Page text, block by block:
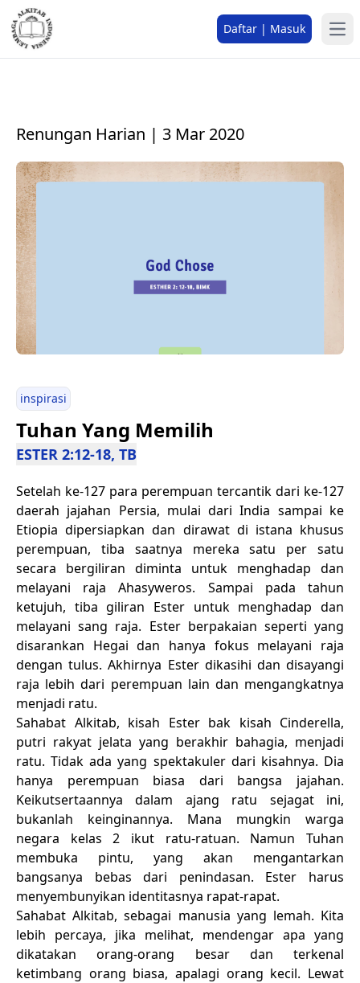
Daftar | Masuk
Renungan Harian | 3 Mar 2020
inspirasi
Tuhan Yang Memilih
ESTER 2:12-18, TB
Setelah ke-127 para perempuan tercantik dari ke-127
daerah jajahan Persia, mulai dari India sampai ke
Etiopia dipersiapkan dan dirawat di istana khusus
perempuan, tiba saatnya mereka satu per satu
secara bergiliran diminta untuk menghadap dan
melayani raja Ahasyweros. Sampai pada tahun
ketujuh, tiba giliran Ester untuk menghadap dan
melayani sang raja. Ester berpakaian seperti yang
disarankan Hegai dan hanya fokus melayani raja
dengan tulus. Akhirnya Ester dikasihi dan disayangi
raja lebih dari perempuan lain dan mengangkatnya
menjadi ratu.
Sahabat Alkitab, kisah Ester bak kisah Cinderella,
putri rakyat jelata yang berakhir bahagia, menjadi
ratu. Tidak ada yang spektakuler dari kisahnya. Dia
hanya perempuan biasa dari bangsa jajahan.
Keikutsertaannya dalam ajang ratu sejagat ini,
bukanlah keinginannya. Mana mungkin warga
negara kelas 2 ikut ratu-ratuan. Namun Tuhan
membuka pintu, yang akan mengantarkan
bangsanya bebas dari penindasan. Ester harus
menyembunyikan identitasnya rapat-rapat.
Sahabat Alkitab, sebagai manusia yang lemah. Kita
lebih percaya, jika melihat, mendengar apa yang
dikatakan orang-orang besar dan terkenal
ketimbang orang biasa, apalagi orang kecil. Lewat